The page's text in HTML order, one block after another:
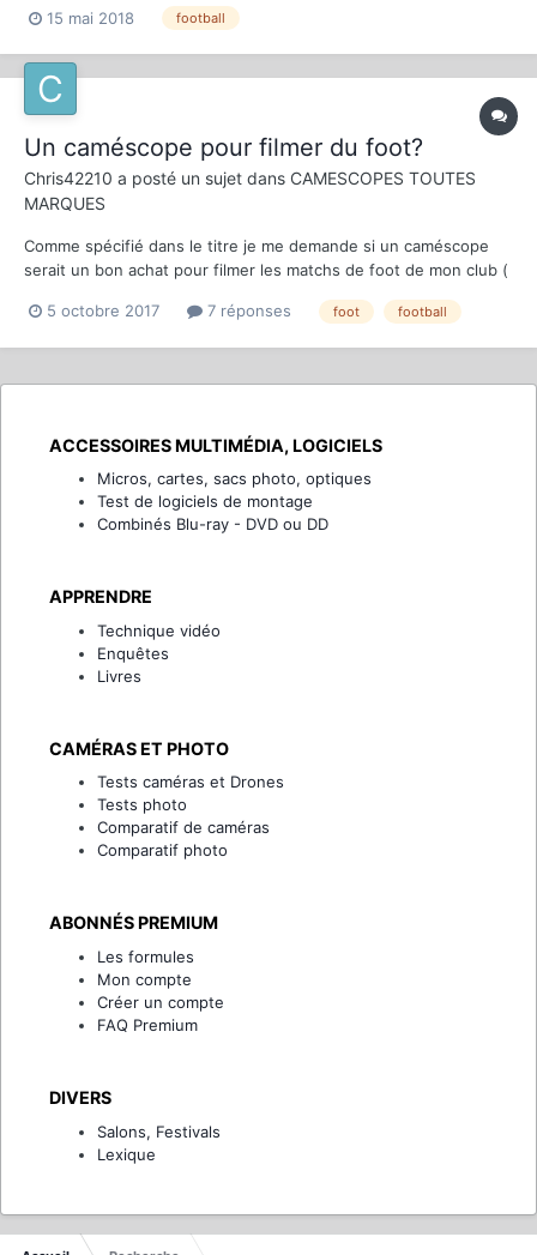
lieu en Russie du 14 juin au 15 juillet 2018. Périodiquement
15 mai 2018 football
Un caméscope pour filmer du foot?
Chris42210 a posté un sujet dans CAMESCOPES TOUTES
MARQUES
Comme spécifié dans le titre je me demande si un caméscope
serait un bon achat pour filmer les matchs de foot de mon club (
les gopros fixer derrière les cages, et mon smartphone.... Il
5 octobre 2017 7 réponses foot football
ACCESSOIRES MULTIMÉDIA, LOGICIELS
Micros, cartes, sacs photo, optiques
Test de logiciels de montage
Combinés Blu-ray - DVD ou DD
APPRENDRE
Technique vidéo
Enquêtes
Livres
CAMÉRAS ET PHOTO
Tests caméras et Drones
Tests photo
Comparatif de caméras
Comparatif photo
ABONNÉS PREMIUM
Les formules
Mon compte
Créer un compte
FAQ Premium
DIVERS
Salons, Festivals
Lexique